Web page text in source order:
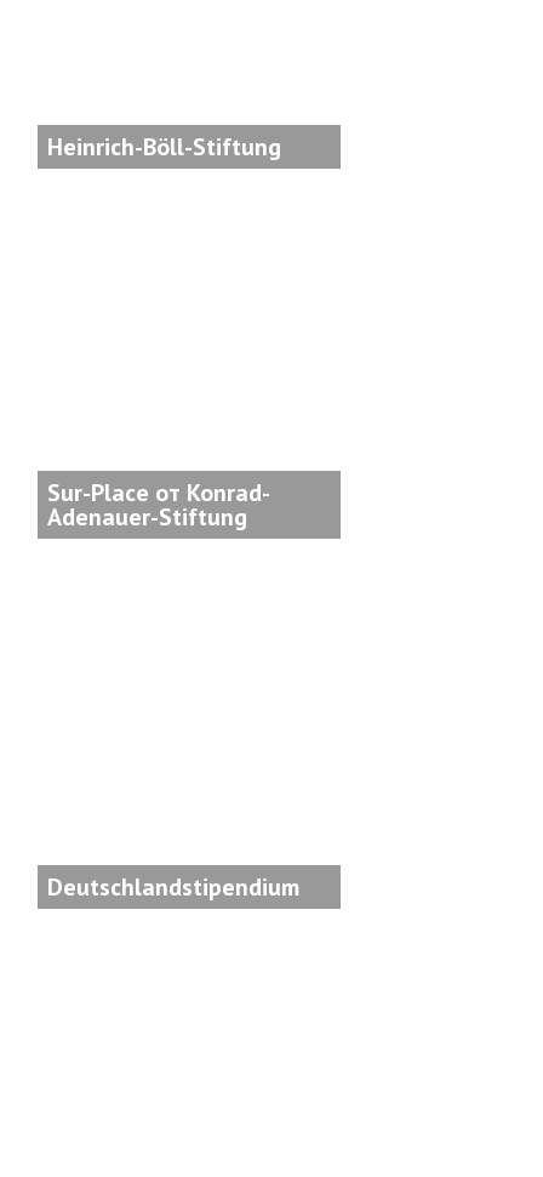
Heinrich-Böll-Stiftung
Sur-Place от Konrad-
Adenauer-Stiftung
Deutschlandstipendium